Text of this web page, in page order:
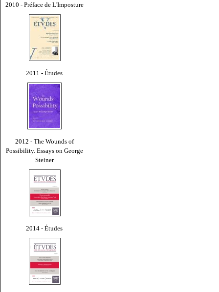
2010 - Préface de L'Imposture
2011 - Études
2012 - The Wounds of
Possibility. Essays on George
Steiner
2014 - Études